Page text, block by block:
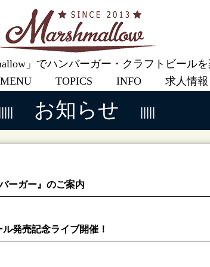
」でハンバーガー・クラフトビール
MENU TOPICS INFO 求人情報
お知らせ
ーガー』のご案内
発売記念ライブ開催！